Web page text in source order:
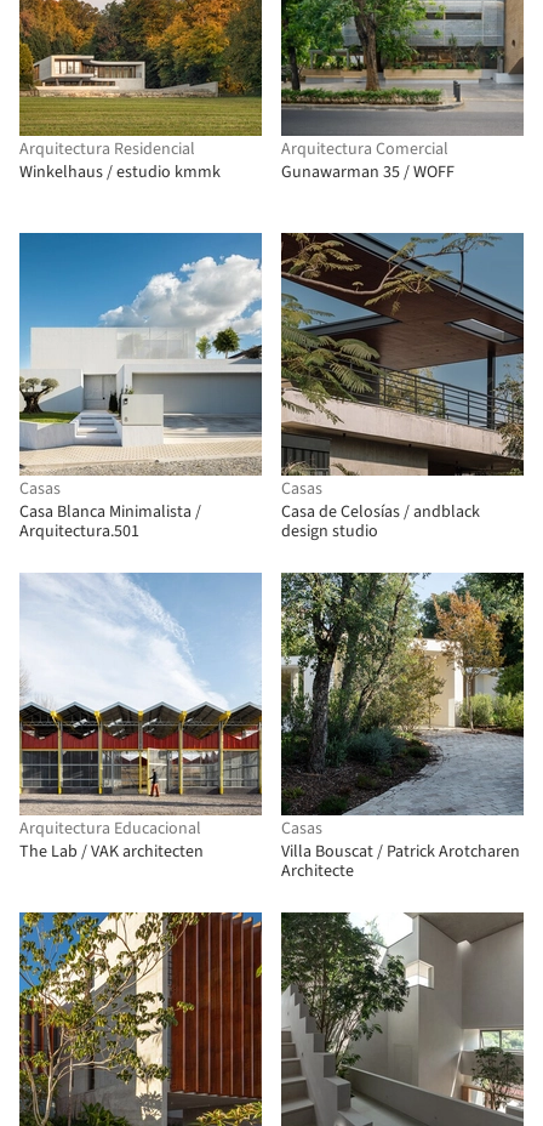
Arquitectura Residencial
Winkelhaus / estudio kmmk
Arquitectura Comercial
Gunawarman 35 / WOFF
Casas
Casa Blanca Minimalista /
Arquitectura.501
Casas
Casa de Celosías / andblack
design studio
Arquitectura Educacional
The Lab / VAK architecten
Casas
Villa Bouscat / Patrick Arotcharen
Architecte